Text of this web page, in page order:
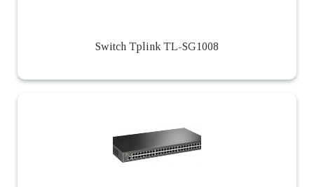
Switch Tplink TL-SG1008